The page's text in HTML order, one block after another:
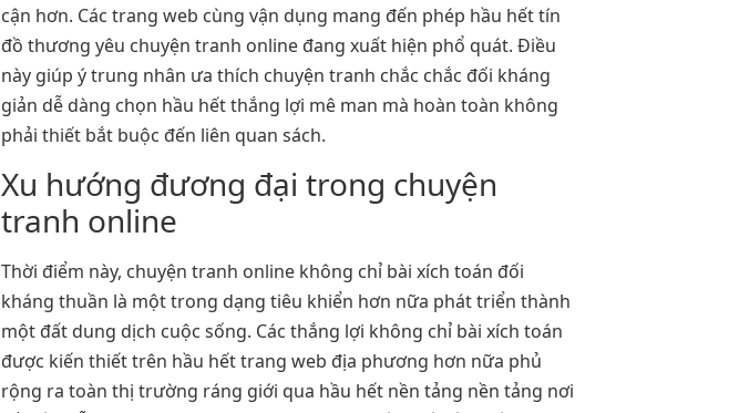
cận hơn. Các trang web cùng vận dụng mang đến phép hầu hết tín
đồ thương yêu chuyện tranh online đang xuất hiện phổ quát. Điều
này giúp ý trung nhân ưa thích chuyện tranh chắc chắc đối kháng
giản dễ dàng chọn hầu hết thắng lợi mê man mà hoàn toàn không
phải thiết bắt buộc đến liên quan sách.
Xu hướng đương đại trong chuyện
tranh online
Thời điểm này, chuyện tranh online không chỉ bài xích toán đối
kháng thuần là một trong dạng tiêu khiển hơn nữa phát triển thành
một đất dung dịch cuộc sống. Các thắng lợi không chỉ bài xích toán
được kiến thiết trên hầu hết trang web địa phương hơn nữa phủ
rộng ra toàn thị trường ráng giới qua hầu hết nền tảng nền tảng nơi